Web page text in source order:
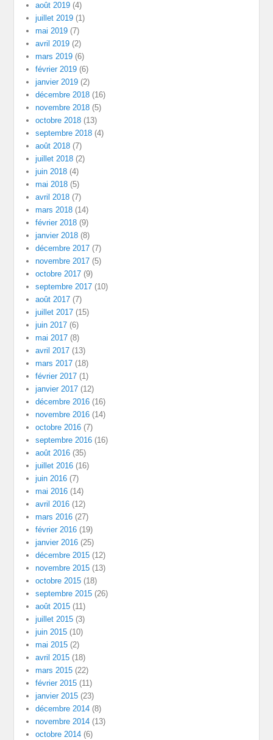
août 2019 (4)
juillet 2019 (1)
mai 2019 (7)
avril 2019 (2)
mars 2019 (6)
février 2019 (6)
janvier 2019 (2)
décembre 2018 (16)
novembre 2018 (5)
octobre 2018 (13)
septembre 2018 (4)
août 2018 (7)
juillet 2018 (2)
juin 2018 (4)
mai 2018 (5)
avril 2018 (7)
mars 2018 (14)
février 2018 (9)
janvier 2018 (8)
décembre 2017 (7)
novembre 2017 (5)
octobre 2017 (9)
septembre 2017 (10)
août 2017 (7)
juillet 2017 (15)
juin 2017 (6)
mai 2017 (8)
avril 2017 (13)
mars 2017 (18)
février 2017 (1)
janvier 2017 (12)
décembre 2016 (16)
novembre 2016 (14)
octobre 2016 (7)
septembre 2016 (16)
août 2016 (35)
juillet 2016 (16)
juin 2016 (7)
mai 2016 (14)
avril 2016 (12)
mars 2016 (27)
février 2016 (19)
janvier 2016 (25)
décembre 2015 (12)
novembre 2015 (13)
octobre 2015 (18)
septembre 2015 (26)
août 2015 (11)
juillet 2015 (3)
juin 2015 (10)
mai 2015 (2)
avril 2015 (18)
mars 2015 (22)
février 2015 (11)
janvier 2015 (23)
décembre 2014 (8)
novembre 2014 (13)
octobre 2014 (6)